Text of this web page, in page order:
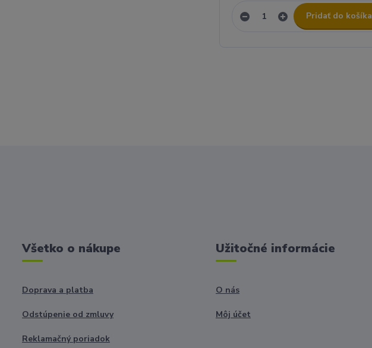
Pridať do košíka
Všetko o nákupe
Doprava a platba
Odstúpenie od zmluvy
Reklamačný poriadok
Užitočné informácie
O nás
Môj účet